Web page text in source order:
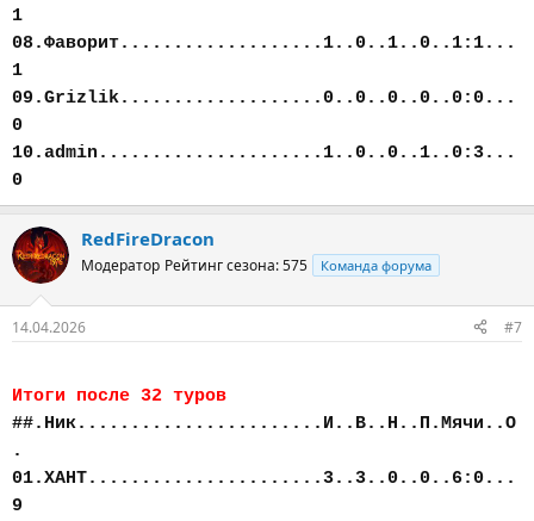
1
08.Фаворит...................1..0..1..0..1:1...
1
09.Grizlik...................0..0..0..0..0:0...
0
10.admin.....................1..0..0..1..0:3...
0
RedFireDracon
Модератор Рейтинг сезона: 575 Команда форума
14.04.2026 #7
Итоги после 32 туров
##.Ник.......................И..В..Н..П.Мячи..О
.
01.ХАНТ......................3..3..0..0..6:0...
9